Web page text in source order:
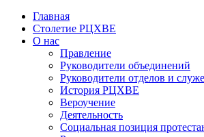
Главная
Столетие РЦХВЕ
О нас
Правление
Руководители объединений
Руководители отделов и
История РЦХВЕ
Вероучение
Деятельность
Социальная позиция